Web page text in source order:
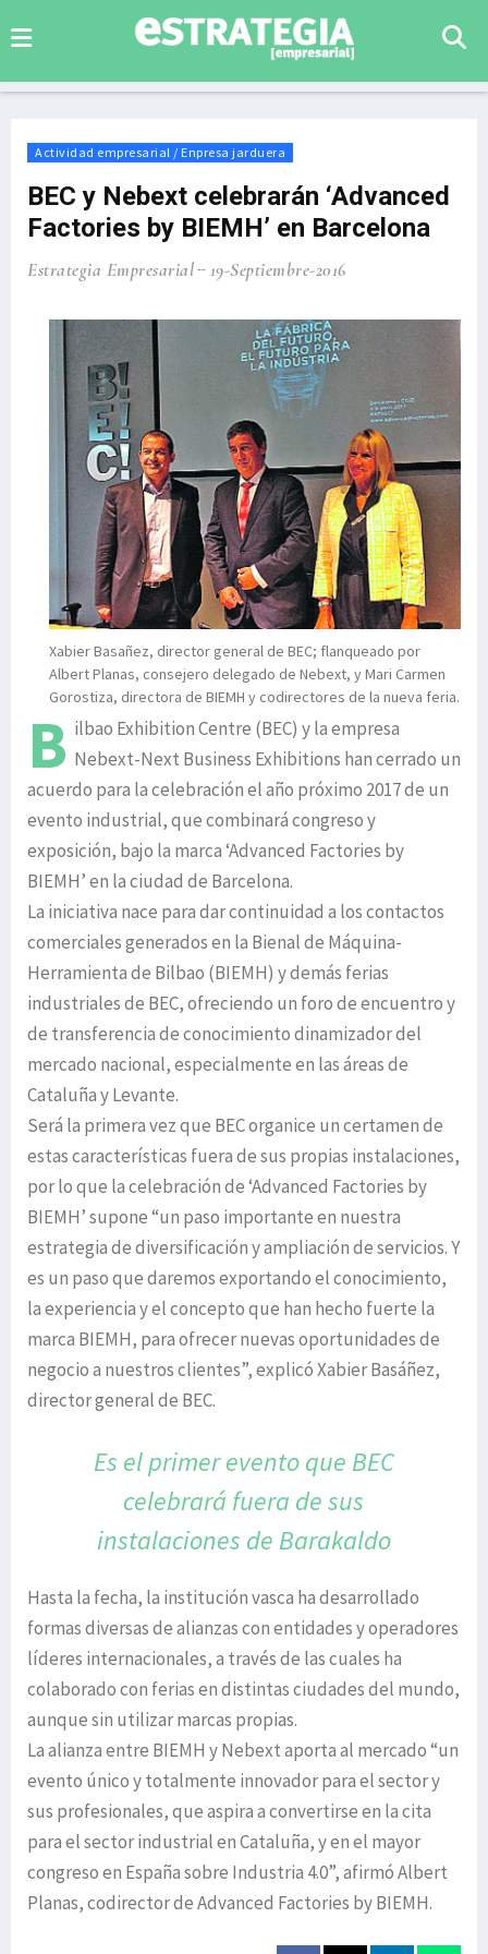
Actividad empresarial / Enpresa jarduera
BEC y Nebext celebrarán ‘Advanced
Factories by BIEMH’ en Barcelona
Estrategia Empresarial 19-Septiembre-2016
Xabier Basañez, director general de BEC; flanqueado por
Albert Planas, consejero delegado de Nebext, y Mari Carmen
Gorostiza, directora de BIEMH y codirectores de la nueva feria.
B ilbao Exhibition Centre (BEC) y la empresa
Nebext-Next Business Exhibitions han cerrado un
acuerdo para la celebración el año próximo 2017 de un
evento industrial, que combinará congreso y
exposición, bajo la marca ‘Advanced Factories by
BIEMH’ en la ciudad de Barcelona.
La iniciativa nace para dar continuidad a los contactos
comerciales generados en la Bienal de Máquina-
Herramienta de Bilbao (BIEMH) y demás ferias
industriales de BEC, ofreciendo un foro de encuentro y
de transferencia de conocimiento dinamizador del
mercado nacional, especialmente en las áreas de
Cataluña y Levante.
Será la primera vez que BEC organice un certamen de
estas características fuera de sus propias instalaciones,
por lo que la celebración de ‘Advanced Factories by
BIEMH’ supone “un paso importante en nuestra
estrategia de diversificación y ampliación de servicios. Y
es un paso que daremos exportando el conocimiento,
la experiencia y el concepto que han hecho fuerte la
marca BIEMH, para ofrecer nuevas oportunidades de
negocio a nuestros clientes”, explicó Xabier Basáñez,
director general de BEC.
Es el primer evento que BEC
celebrará fuera de sus
instalaciones de Barakaldo
Hasta la fecha, la institución vasca ha desarrollado
formas diversas de alianzas con entidades y operadores
líderes internacionales, a través de las cuales ha
colaborado con ferias en distintas ciudades del mundo,
aunque sin utilizar marcas propias.
La alianza entre BIEMH y Nebext aporta al mercado “un
evento único y totalmente innovador para el sector y
sus profesionales, que aspira a convertirse en la cita
para el sector industrial en Cataluña, y en el mayor
congreso en España sobre Industria 4.0”, afirmó Albert
Planas, codirector de Advanced Factories by BIEMH.